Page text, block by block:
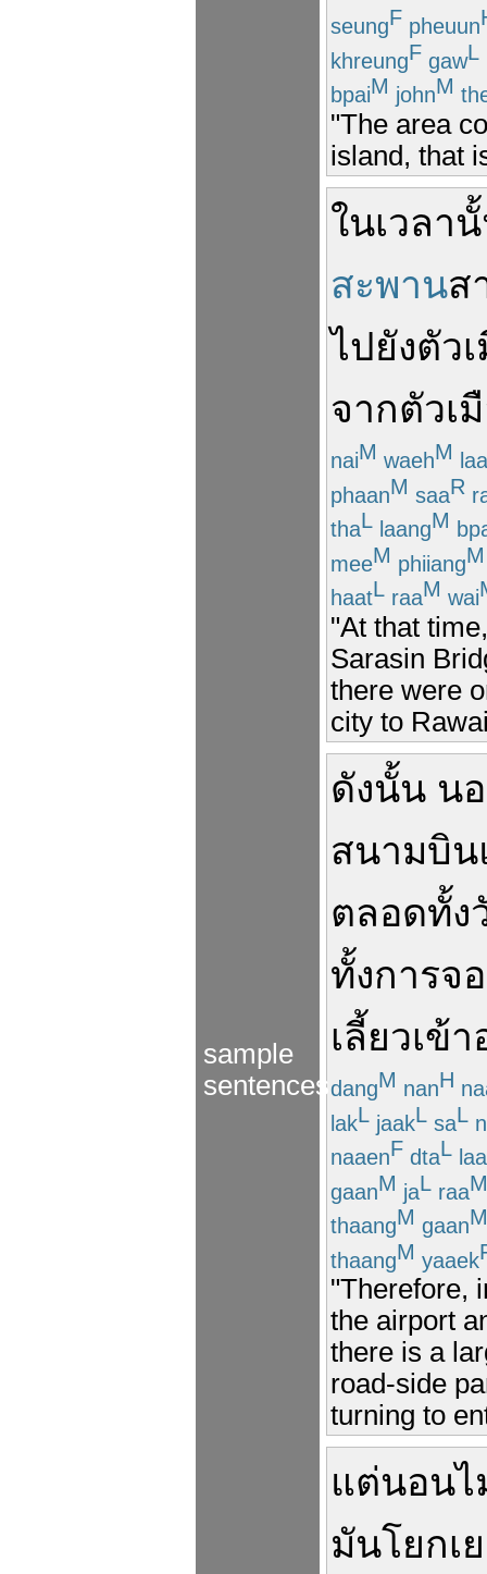
sample
sentences
seungF pheuun
khreungF gawL
bpaiM johnM
"The area
island, that
ในเวลา
สะพานส
ไปยังตัว
จากตัวเ
naiM waehM laa
phaanM saaR
thaL laangM
meeM phiiangM
haatL raaM wai
"At that
Sarasin
there were
city to
ดังนั้น น
สนามบิน
ตลอดทั้ง
ทั้งการจ
เลี้ยวเข้า
dangM nanH
lakL jaakL saL
naaenF dtaL
gaanM jaL raaM
thaangM gaanM
thaangM yaaek
"Therefore,
the airport
there is a
road-side
turning to
แต่นอน
มันโยกเ